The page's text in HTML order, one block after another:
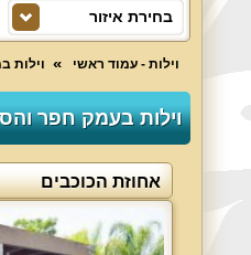
בחירת איזור
וילות - עמוד ראשי וילות
וילות בעמק חפר
אחוזת הכוכבים